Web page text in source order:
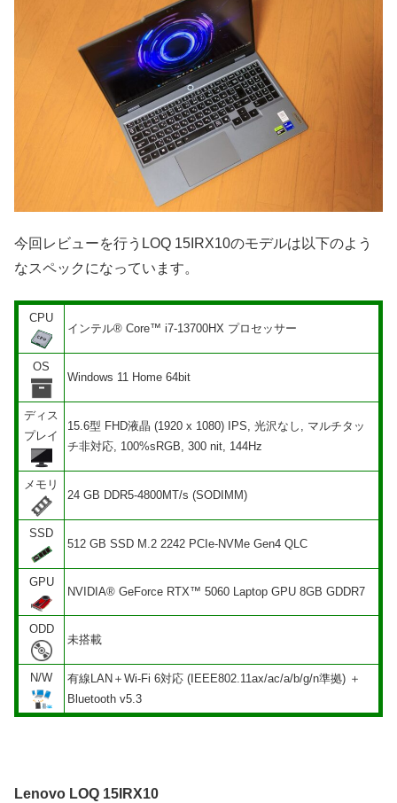
今回レビューを行うLOQ 15IRX10のモデルは以下のよう
なスペックになっています。
CPU
インテル® Core™ i7-13700HX プロセッサー
OS
Windows 11 Home 64bit
ディス
プレイ
15.6型 FHD液晶 (1920 x 1080) IPS, 光沢なし, マルチタッ
チ非対応, 100%sRGB, 300 nit, 144Hz
メモリ
24 GB DDR5-4800MT/s (SODIMM)
SSD
512 GB SSD M.2 2242 PCIe-NVMe Gen4 QLC
GPU
NVIDIA® GeForce RTX™ 5060 Laptop GPU 8GB GDDR7
ODD
未搭載
N/W
有線LAN＋Wi-Fi 6対応 (IEEE802.11ax/ac/a/b/g/n準拠) ＋
Bluetooth v5.3
Lenovo LOQ 15IRX10